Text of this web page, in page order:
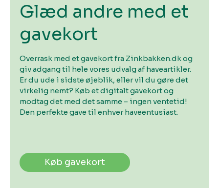
Glæd andre med et
gavekort
Overrask med et gavekort fra Zinkbakken.dk og
giv adgang til hele vores udvalg af haveartikler.
Er du ude i sidste øjeblik, eller vil du gøre det
virkelig nemt? Køb et digitalt gavekort og
modtag det med det samme – ingen ventetid!
Den perfekte gave til enhver haveentusiast.
Køb gavekort